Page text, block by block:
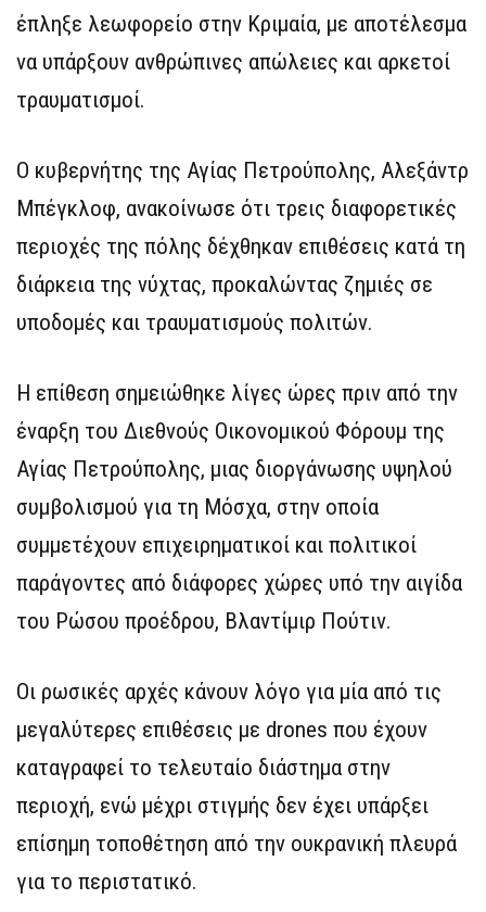
έπληξε λεωφορείο στην Κριμαία, με αποτέλεσμα
να υπάρξουν ανθρώπινες απώλειες και αρκετοί
τραυματισμοί.
Ο κυβερνήτης της Αγίας Πετρούπολης, Αλεξάντρ
Μπέγκλοφ, ανακοίνωσε ότι τρεις διαφορετικές
περιοχές της πόλης δέχθηκαν επιθέσεις κατά τη
διάρκεια της νύχτας, προκαλώντας ζημιές σε
υποδομές και τραυματισμούς πολιτών.
Η επίθεση σημειώθηκε λίγες ώρες πριν από την
έναρξη του Διεθνούς Οικονομικού Φόρουμ της
Αγίας Πετρούπολης, μιας διοργάνωσης υψηλού
συμβολισμού για τη Μόσχα, στην οποία
συμμετέχουν επιχειρηματικοί και πολιτικοί
παράγοντες από διάφορες χώρες υπό την αιγίδα
του Ρώσου προέδρου, Βλαντίμιρ Πούτιν.
Οι ρωσικές αρχές κάνουν λόγο για μία από τις
μεγαλύτερες επιθέσεις με drones που έχουν
καταγραφεί το τελευταίο διάστημα στην
περιοχή, ενώ μέχρι στιγμής δεν έχει υπάρξει
επίσημη τοποθέτηση από την ουκρανική πλευρά
για το περιστατικό.